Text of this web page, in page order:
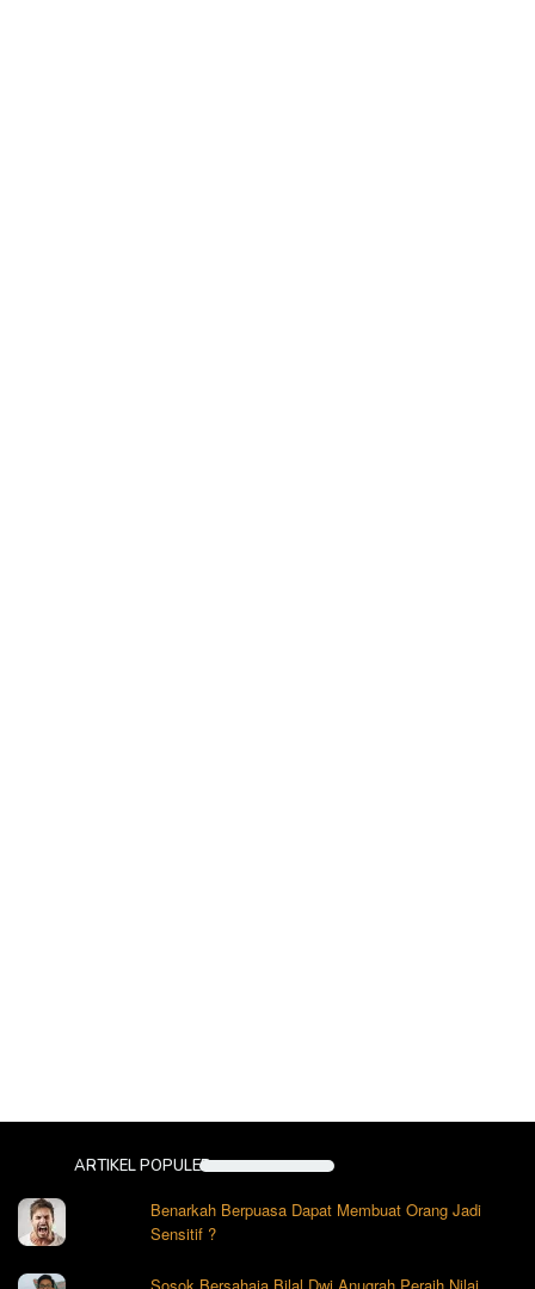
ARTIKEL POPULER
Benarkah Berpuasa Dapat Membuat Orang Jadi
Sensitif ?
Sosok Bersahaja Bilal Dwi Anugrah Peraih Nilai